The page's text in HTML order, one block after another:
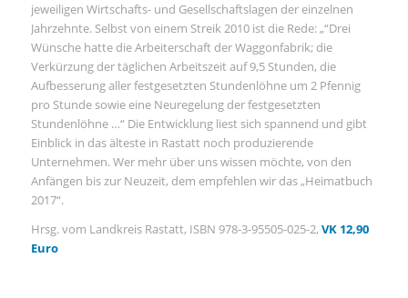
jeweiligen Wirtschafts- und Gesellschaftslagen der einzelnen
Jahrzehnte. Selbst von einem Streik 2010 ist die Rede: „“Drei
Wünsche hatte die Arbeiterschaft der Waggonfabrik; die
Verkürzung der täglichen Arbeitszeit auf 9,5 Stunden, die
Aufbesserung aller festgesetzten Stundenlöhne um 2 Pfennig
pro Stunde sowie eine Neuregelung der festgesetzten
Stundenlöhne …“ Die Entwicklung liest sich spannend und gibt
Einblick in das älteste in Rastatt noch produzierende
Unternehmen. Wer mehr über uns wissen möchte, von den
Anfängen bis zur Neuzeit, dem empfehlen wir das „Heimatbuch
2017“.
Hrsg. vom Landkreis Rastatt, ISBN 978-3-95505-025-2, VK 12,90
Euro